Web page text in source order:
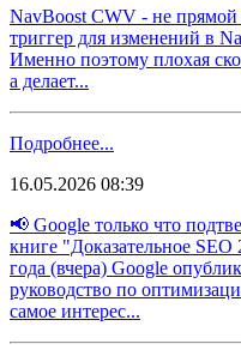
NavBoost CWV - не
триггер для изменений в
Именно поэтому плохая
а делает...
Подробнее...
16.05.2026 08:39
📢 Google только что
книге "Доказательное
года (вчера) Google
руководство по
самое интерес...